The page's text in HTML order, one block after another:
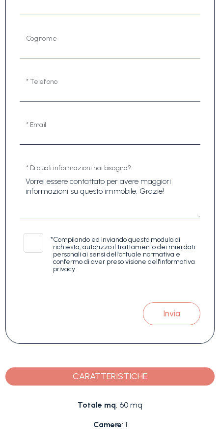
Cognome
* Telefono
* Email
* Di quali informazioni hai bisogno?
*Compilando ed inviando questo modulo di
richiesta, autorizzo il trattamento dei miei dati
personali ai sensi dell'attuale normativa e
confermo di aver preso visione dell'informativa
privacy.
Invia
CARATTERISTICHE
Totale mq: 60 mq
Camere: 1